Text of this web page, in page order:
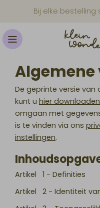
Bij elke
De geprinte versie
kunt u hier downloaden
omgaan met
is te vinden via ons
instellingen.
Artikel 1 - Definities
Artikel 2 - Identiteit